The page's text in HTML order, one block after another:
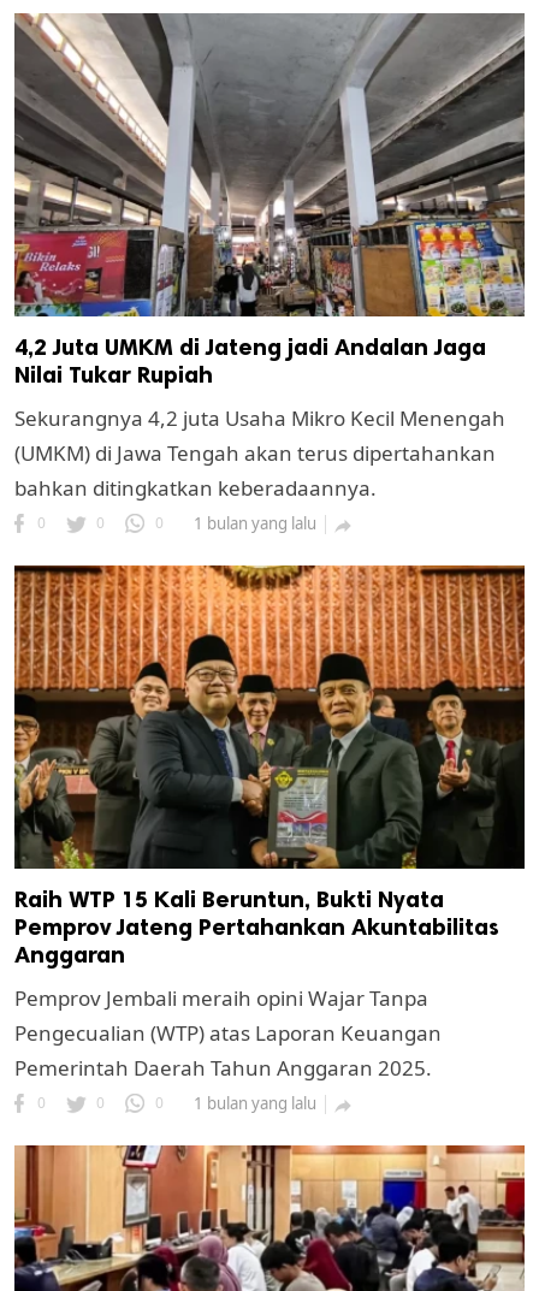
4,2 Juta UMKM di Jateng jadi Andalan Jaga
Nilai Tukar Rupiah
Sekurangnya 4,2 juta Usaha Mikro Kecil Menengah
(UMKM) di Jawa Tengah akan terus dipertahankan
bahkan ditingkatkan keberadaannya.
0 0 0 1 bulan yang lalu 
Raih WTP 15 Kali Beruntun, Bukti Nyata
Pemprov Jateng Pertahankan Akuntabilitas
Anggaran
Pemprov Jembali meraih opini Wajar Tanpa
Pengecualian (WTP) atas Laporan Keuangan
Pemerintah Daerah Tahun Anggaran 2025.
0 0 0 1 bulan yang lalu 